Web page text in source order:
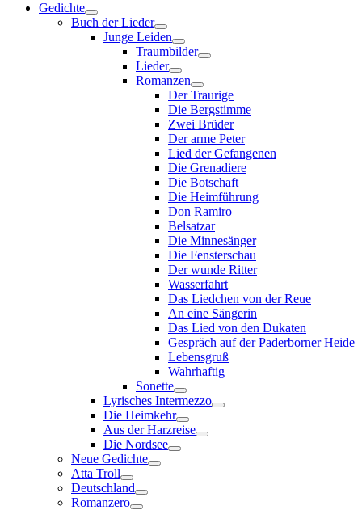
Gedichte
Buch der Lieder
Junge Leiden
Traumbilder
Lieder
Romanzen
Der Traurige
Die Bergstimme
Zwei Brüder
Der arme Peter
Lied der Gefangenen
Die Grenadiere
Die Botschaft
Die Heimführung
Don Ramiro
Belsatzar
Die Minnesänger
Die Fensterschau
Der wunde Ritter
Wasserfahrt
Das Liedchen von der Reue
An eine Sängerin
Das Lied von den Dukaten
Gespräch auf der Paderborner Heide
Lebensgruß
Wahrhaftig
Sonette
Lyrisches Intermezzo
Die Heimkehr
Aus der Harzreise
Die Nordsee
Neue Gedichte
Atta Troll
Deutschland
Romanzero